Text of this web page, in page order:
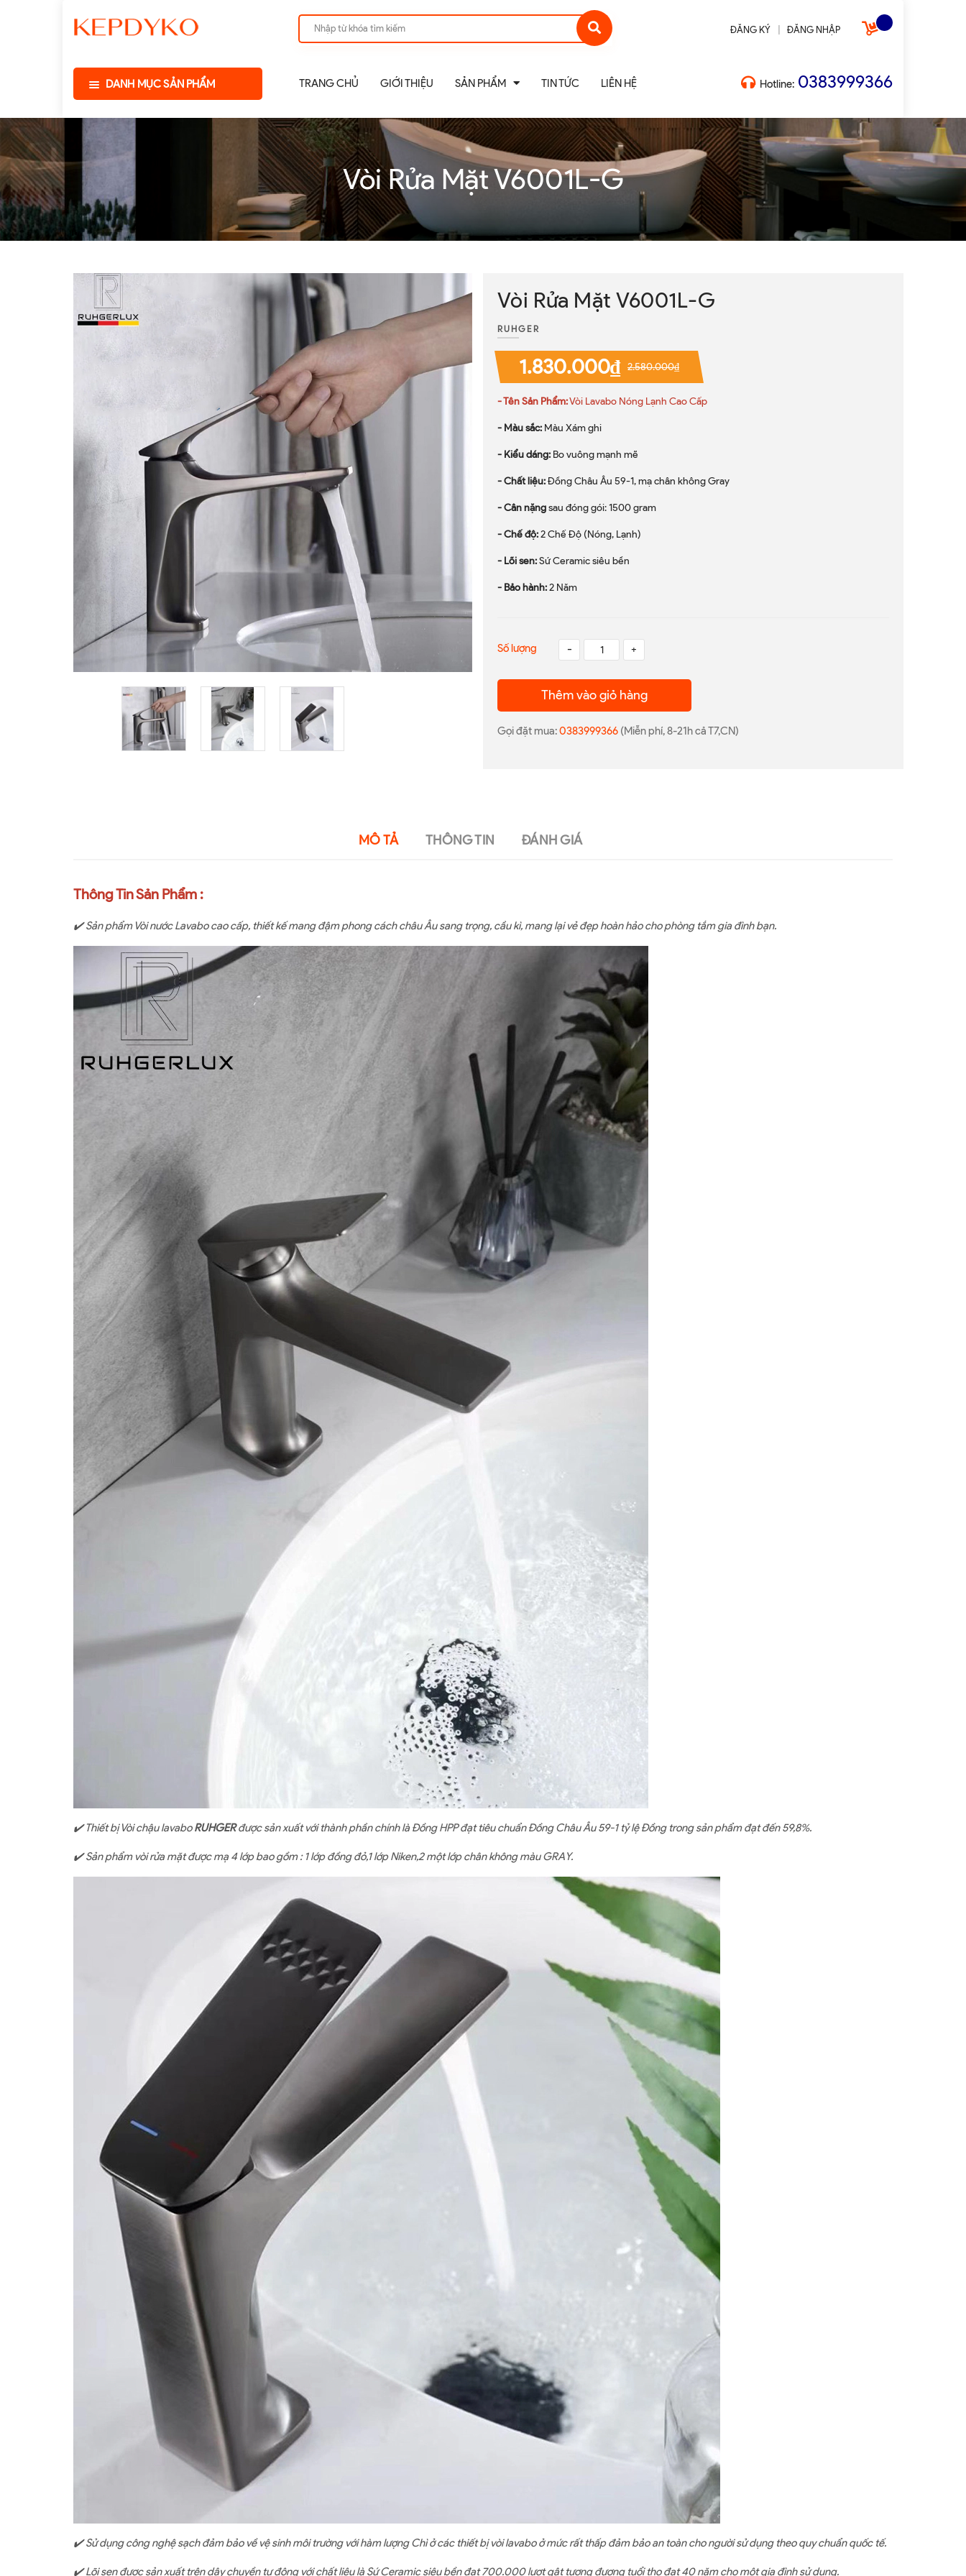
ĐĂNG KÝ ĐĂNG NHẬP
DANH MỤC SẢN PHẨM TRANG CHỦ GIỚI THIỆU SẢN PHẨM TIN TỨC LIÊN HỆ Hotline: 0383999366
Vòi Rửa Mặt V6001L-G
Vòi Rửa Mặt V6001L-G
RUHGER
1.830.000₫ 2.580.000₫
- Tên Sản Phẩm:Vòi Lavabo Nóng Lạnh Cao Cấp
- Màu sắc: Màu Xám ghi
- Kiểu dáng: Bo vuông mạnh mẽ
- Chất liệu:Đồng Châu Âu 59-1, mạ chân không Gray
- Cân nặngsau đóng gói: 1500 gram
- Chế độ:2 Chế Độ (Nóng, Lạnh)
- Lõi sen:Sứ Ceramic siêu bền
- Bảo hành:2 Năm
Số lượng - +
Thêm vào giỏ hàng
Gọi đặt mua:0383999366 (Miễn phí, 8-21h cả T7,CN)
MÔ TẢ THÔNG TIN ĐÁNH GIÁ
Thông Tin Sản Phẩm :
✔️ Sản phẩm Vòi nước Lavabo cao cấp, thiết kế mang đậm phong cách châu Âu sang trọng, cầu kì, mang lại vẻ đẹp hoàn hảo cho phòng tắm gia đình bạn.
✔️ Thiết bị Vòi chậu lavaboRUHGERđược sản xuất với thành phần chính là Đồng HPP đạt tiêu chuẩn Đồng Châu Âu 59-1 tỷ lệ Đồng trong sản phẩm đạt đến 59,8%.
✔️ Sản phẩm vòi rửa mặt được mạ 4 lớp bao gồm : 1 lớp đồng đỏ,1 lớp Niken,2 một lớp chân không màu GRAY.
✔️ Sử dụng công nghệ sạch đảm bảo về vệ sinh môi trường với hàm lượng Chì ở các thiết bị vòi lavabo ở mức rất thấp đảm bảo an toàn cho người sử dụng theo quy chuẩn quốc tế.
✔️ Lõi sen được sản xuất trên dây chuyền tự động với chất liệu là Sứ Ceramic siêu bền đạt 700.000 lượt gật tương đương tuổi thọ đạt 40 năm cho một gia đình sử dụng.